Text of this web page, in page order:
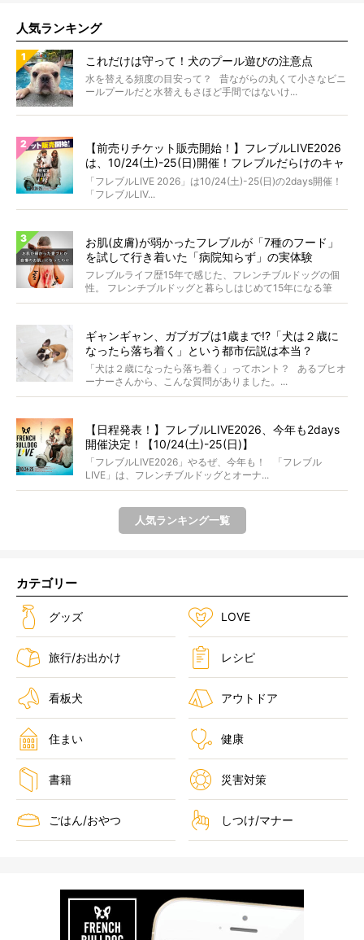
人気ランキング
これだけは守って！犬のプール遊びの注意点
水を替える頻度の目安って？ 昔ながらの丸くて小さなビニ
ールプールだと水替えもさほど手間ではないけ...
【前売りチケット販売開始！】フレブルLIVE2026
は、10/24(土)-25(日)開催！フレブルだらけのキャ
ンプ・前夜祭・バスプランも新登場!?
「フレブルLIVE 2026」は10/24(土)-25(日)の2days開催！
「フレブルLIV...
お肌(皮膚)が弱かったフレブルが「7種のフード」
を試して行き着いた「病院知らず」の実体験
フレブルライフ歴15年で感じた、フレンチブルドッグの個
性。 フレンチブルドッグと暮らしはじめて15年になる筆
者...
ギャンギャン、ガブガブは1歳まで!?「犬は２歳に
なったら落ち着く」という都市伝説は本当？
「犬は２歳になったら落ち着く」ってホント？ あるブヒオ
ーナーさんから、こんな質問がありました。...
【日程発表！】フレブルLIVE2026、今年も2days
開催決定！【10/24(土)-25(日)】
「フレブルLIVE2026」やるぜ、今年も！ 「フレブル
LIVE」は、フレンチブルドッグとオーナ...
人気ランキング一覧
カテゴリー
グッズ LOVE
旅行/お出かけ レシピ
看板犬 アウトドア
住まい 健康
書籍 災害対策
ごはん/おやつ しつけ/マナー